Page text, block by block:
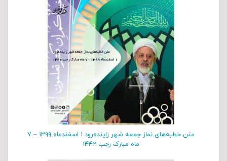
متن خطبه‌های نماز جمعه شهر زاینده‌رود ۱ اسفند‌‌ماه ۱۳۹۹ – ۷
ماه مبارک رجب ۱۴۴۲